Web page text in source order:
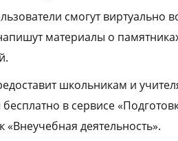
смогут
материалы о
школьникам и
в сервисе
деятельность».